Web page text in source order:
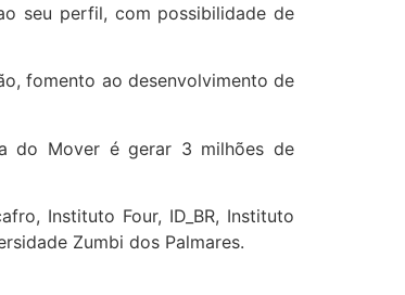
seu perfil, com possibilidade de
fomento ao desenvolvimento de
do Mover é gerar 3 milhões de
Instituto Four, ID_BR, Instituto
Zumbi dos Palmares.